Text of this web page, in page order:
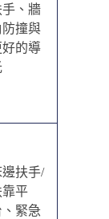
手、牆
防撞與
好的導
邊扶手/
靠平
、緊急